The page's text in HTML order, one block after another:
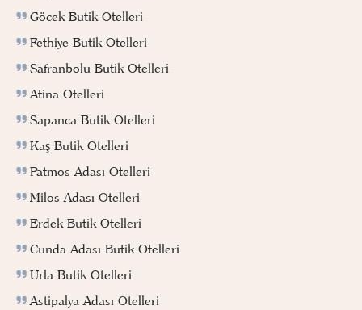
Göcek Butik Otelleri
Fethiye Butik Otelleri
Safranbolu Butik Otelleri
Atina Otelleri
Sapanca Butik Otelleri
Kaş Butik Otelleri
Patmos Adası Otelleri
Milos Adası Otelleri
Erdek Butik Otelleri
Cunda Adası Butik Otelleri
Urla Butik Otelleri
Astipalya Adası Otelleri